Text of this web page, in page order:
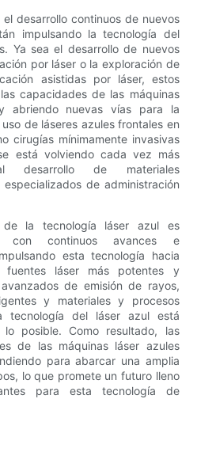
desarrollo continuos de nuevos
impulsando la tecnología del
Ya sea el desarrollo de nuevos
por láser o la exploración de
asistidas por láser, estos
capacidades de las máquinas
abriendo nuevas vías para la
de láseres azules frontales en
cirugías mínimamente invasivas
está volviendo cada vez más
desarrollo de materiales
de administración
la tecnología láser azul es
con continuos avances e
esta tecnología hacia
fuentes láser más potentes y
de emisión de rayos,
y materiales y procesos
tecnología del láser azul está
posible. Como resultado, las
de las máquinas láser azules
para abarcar una amplia
lo que promete un futuro lleno
para esta tecnología de